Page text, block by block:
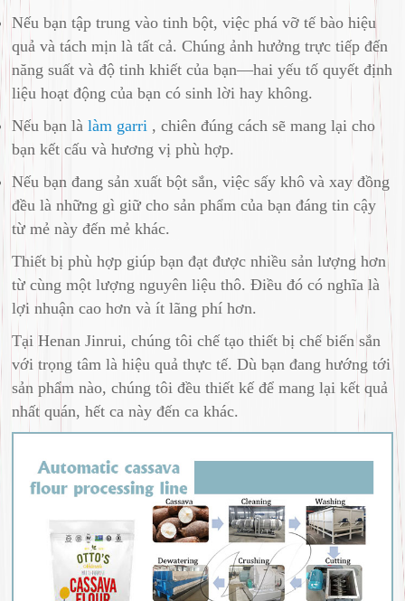
Nếu bạn tập trung vào tinh bột, việc phá vỡ tế bào hiệu
quả và tách mịn là tất cả. Chúng ảnh hưởng trực tiếp đến
năng suất và độ tinh khiết của bạn—hai yếu tố quyết định
liệu hoạt động của bạn có sinh lời hay không.
Nếu bạn làlàm garri , chiên đúng cách sẽ mang lại cho
bạn kết cấu và hương vị phù hợp.
Nếu bạn đang sản xuất bột sắn, việc sấy khô và xay đồng
đều là những gì giữ cho sản phẩm của bạn đáng tin cậy
từ mẻ này đến mẻ khác.
Thiết bị phù hợp giúp bạn đạt được nhiều sản lượng hơn
từ cùng một lượng nguyên liệu thô. Điều đó có nghĩa là
lợi nhuận cao hơn và ít lãng phí hơn.
Tại Henan Jinrui, chúng tôi chế tạo thiết bị chế biến sắn
với trọng tâm là hiệu quả thực tế. Dù bạn đang hướng tới
sản phẩm nào, chúng tôi đều thiết kế để mang lại kết quả
nhất quán, hết ca này đến ca khác.